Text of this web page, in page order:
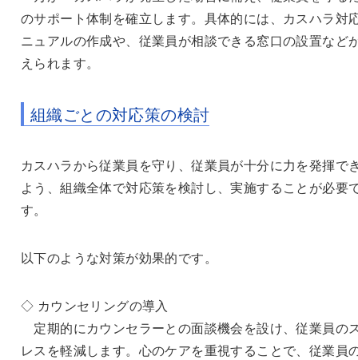
のサポート体制を確立します。具体的には、カスハラ対
ニュアルの作成や、従業員が相談できる窓口の設置など
えられます。
組織ごとの対応策の検討
カスハラから従業員を守り、従業員が十分に力を発揮で
よう、組織全体で対応策を検討し、実施することが必要
す。
以下のような対策が効果的です。
◇ カウンセリングの導入
定期的にカウンセラーとの面談機会を設け、従業員の
レスを軽減します。心のケアを重視することで、従業員